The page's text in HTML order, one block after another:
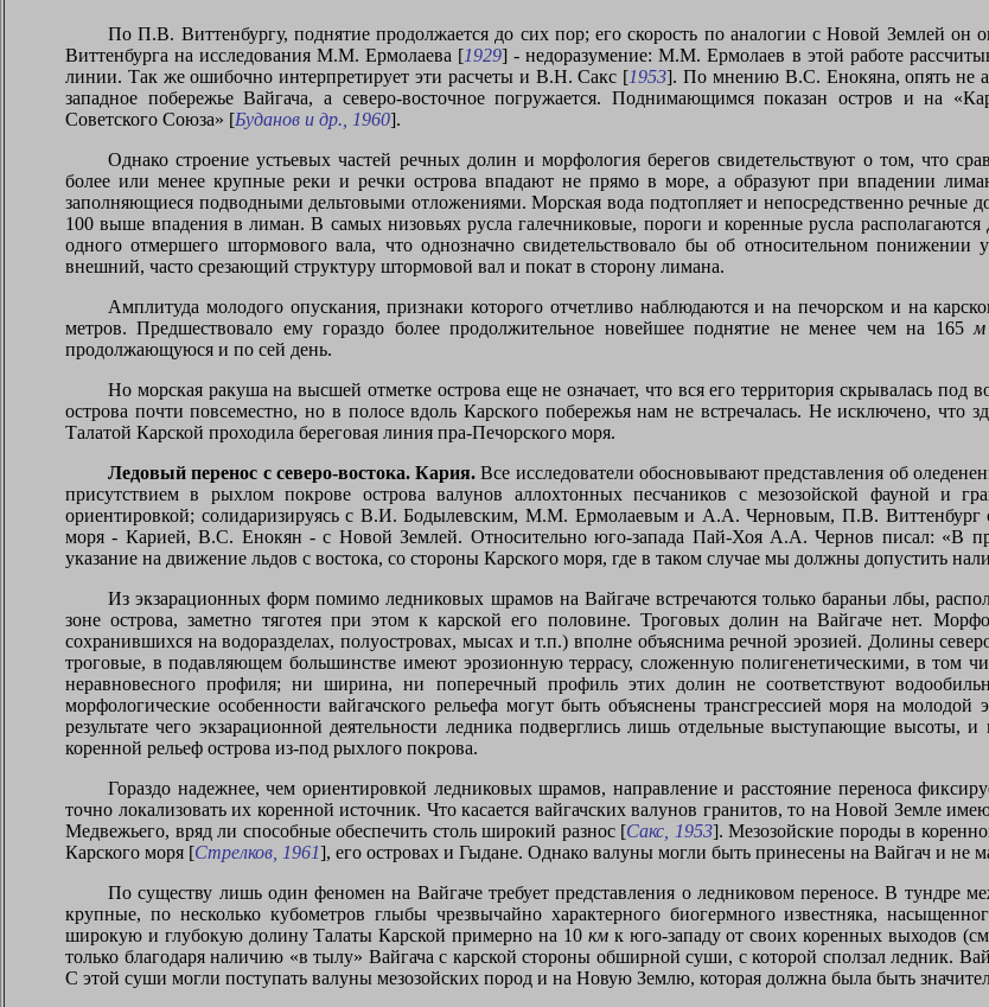
По П.В. Виттенбургу, поднятие продолжается до сих пор; его скорость по аналогии с Новой Землей он
Виттенбурга на исследования М.М. Ермолаева [1929] - недоразумение: М.М. Ермолаев в этой работе
линии. Так же ошибочно интерпретирует эти расчеты и В.Н. Сакс [1953]. По мнению В.С. Енокяна, опять не
западное побережье Вайгача, а северо-восточное погружается. Поднимающимся показан остров и на
Советского Союза» [Буданов и др., 1960].
Однако строение устьевых частей речных долин и морфология берегов свидетельствуют о том, что
более или менее крупные реки и речки острова впадают не прямо в море, а образуют при впадении
заполняющиеся подводными дельтовыми отложениями. Морская вода подтопляет и непосредственно речные
100 выше впадения в лиман. В самых низовьях русла галечниковые, пороги и коренные русла
одного отмершего штормового вала, что однозначно свидетельствовало бы об относительном
внешний, часто срезающий структуру штормовой вал и покат в сторону лимана.
Амплитуда молодого опускания, признаки которого отчетливо наблюдаются и на печорском и на
метров. Предшествовало ему гораздо более продолжительное новейшее поднятие не менее чем на 165 м
продолжающуюся и по сей день.
Но морская ракуша на высшей отметке острова еще не означает, что вся его территория скрывалась
острова почти повсеместно, но в полосе вдоль Карского побережья нам не встречалась. Не исключено,
Талатой Карской проходила береговая линия пра-Печорского моря.
Ледовый перенос с северо-востока. Кария.Все исследователи обосновывают представления об
присутствием в рыхлом покрове острова валунов аллохтонных песчаников с мезозойской фауной и
ориентировкой; солидаризируясь с В.И. Бодылевским, М.М. Ермолаевым и А.А. Черновым, П.В. Виттенбург
моря - Карией, В.С. Енокян - с Новой Землей. Относительно юго-запада Пай-Хоя А.А. Чернов писал: «В
указание на движение льдов с востока, со стороны Карского моря, где в таком случае мы должны допустить
Из экзарационных форм помимо ледниковых шрамов на Вайгаче встречаются только бараньи лбы,
зоне острова, заметно тяготея при этом к карской его половине. Троговых долин на Вайгаче нет.
сохранившихся на водоразделах, полуостровах, мысах и т.п.) вполне объяснима речной эрозией. Долины
троговые, в подавляющем большинстве имеют эрозионную террасу, сложенную полигенетическими, в том
неравновесного профиля; ни ширина, ни поперечный профиль этих долин не соответствуют
морфологические особенности вайгачского рельефа могут быть объяснены трансгрессией моря на
результате чего экзарационной деятельности ледника подверглись лишь отдельные выступающие
коренной рельеф острова из-под рыхлого покрова.
Гораздо надежнее, чем ориентировкой ледниковых шрамов, направление и расстояние переноса
точно локализовать их коренной источник. Что касается вайгачских валунов гранитов, то на Новой Земле
Медвежьего, вряд ли способные обеспечить столь широкий разнос [Сакс, 1953]. Мезозойские породы в
Карского моря [Стрелков, 1961], его островах и Гыдане. Однако валуны могли быть принесены на Вайгач и не
По существу лишь один феномен на Вайгаче требует представления о ледниковом переносе. В тундре
крупные, по несколько кубометров глыбы чрезвычайно характерного биогермного известняка,
широкую и глубокую долину Талаты Карской примерно на 10 км к юго-западу от своих коренных выходов
только благодаря наличию «в тылу» Вайгача с карской стороны обширной суши, с которой сползал ледник.
С этой суши могли поступать валуны мезозойских пород и на Новую Землю, которая должна была быть